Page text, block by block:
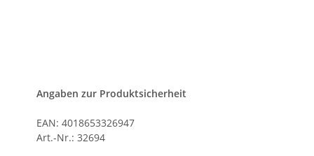
Angaben zur Produktsicherheit
EAN: 4018653326947
Art.-Nr.: 32694